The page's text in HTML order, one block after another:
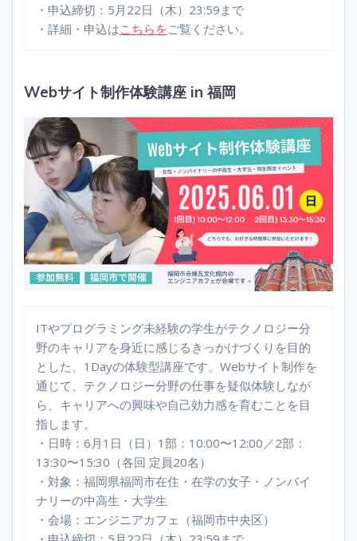
・申込締切：5月22日（木）23:59まで
・詳細・申込はこちらをご覧ください。
Webサイト制作体験講座 in 福岡
ITやプログラミング未経験の学生がテクノロジー分
野のキャリアを身近に感じるきっかけづくりを目的
とした、1Dayの体験型講座です。Webサイト制作を
通じて、テクノロジー分野の仕事を疑似体験しなが
ら、キャリアへの興味や自己効力感を育むことを目
指します。
・日時：6月1日（日）1部：10:00〜12:00／2部：
13:30〜15:30（各回 定員20名）
・対象：福岡県福岡市在住・在学の女子・ノンバイ
ナリーの中高生・大学生
・会場：エンジニアカフェ（福岡市中央区）